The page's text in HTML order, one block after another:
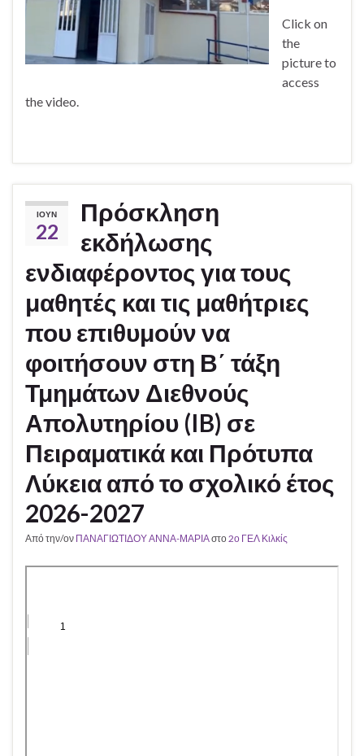
Click on
the
picture to
access
the video.
ΙΟΎΝ
22
Πρόσκληση
εκδήλωσης
ενδιαφέροντος για τους
μαθητές και τις μαθήτριες
που επιθυμούν να
φοιτήσουν στη Β΄ τάξη
Τμημάτων Διεθνούς
Απολυτηρίου (IB) σε
Πειραματικά και Πρότυπα
Λύκεια από το σχολικό έτος
2026-2027
Από την/ον ΠΑΝΑΓΙΩΤΙΔΟΥ ΑΝΝΑ-ΜΑΡΙΑστο2ο ΓΕΛ Κιλκίς